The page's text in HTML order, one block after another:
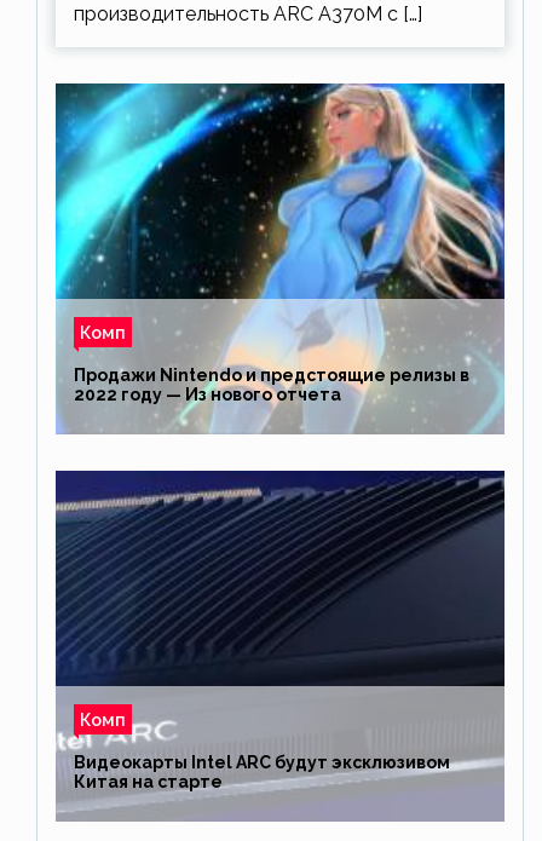
производительность ARC A370M с […]
Комп
Продажи Nintendo и предстоящие релизы в
2022 году — Из нового отчета
Комп
Видеокарты Intel ARC будут эксклюзивом
Китая на старте